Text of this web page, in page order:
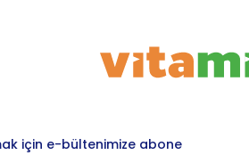
için e-bültenimize abone